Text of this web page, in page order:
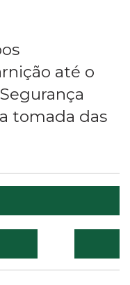
até o
tomada das